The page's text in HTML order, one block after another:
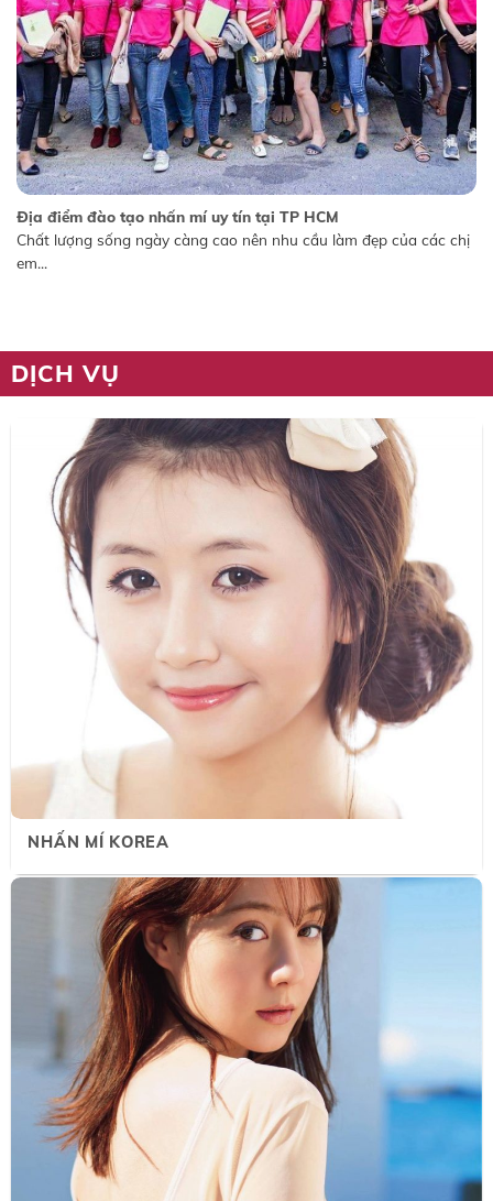
Địa điểm đào tạo nhấn mí uy tín tại TP HCM
Chất lượng sống ngày càng cao nên nhu cầu làm đẹp của các chị
em...
DỊCH VỤ
NHẤN MÍ KOREA